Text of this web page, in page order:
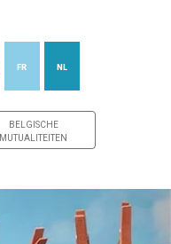
FR NL
BELGISCHE
MUTUALITEITEN